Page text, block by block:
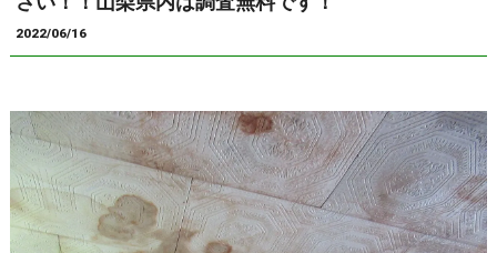
2022/06/16